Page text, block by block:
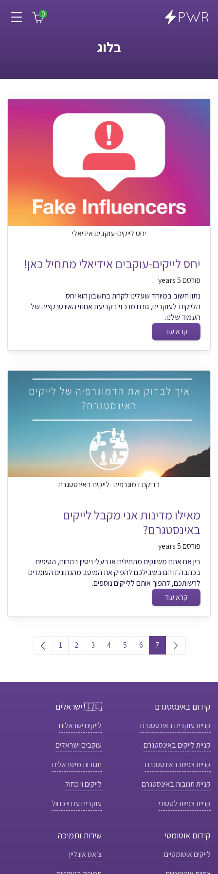
0
בלוג
יחס לייקים-עוקבים אידיאלי מתחיל כאן!
פורסם 5 years
נתון חשוב במיוחד שעלינו לקחת בחשבון הוא יחס
הלייקים-לעוקבים, גורם מרכזי בקביעת אחוזי האינטרקציה של
העמוד שלנו.
קרא עוד
יחס לייקים-עוקבים אידיאלי
מאילו מדינות אני מקבל לייקים
באינסטגרם?
פורסם 5 years
בין אם אתם משווקים מתחילים או בעלי ניסיון בתחום, הטיפים
בכתבה זו הם בשבילכם להפיק את המיטב מהנתונים העומדים
לרשותכם, להפוך אותם ללייקים נוספים.
קרא עוד
בדיקת דמוגרפיה -לייקים באינסטגרם
1 2 3 4 5 6 7
קידום באינסטגרם
קניית עוקבים באינסטגרם
קניית לייקים באינסטגרם
קניית צפיות באינסטגרם
קניית תגובות באינסטגרם
קניית צפיות לסטורי
🇮🇱 ישראלים
לייקים ישראלים
עוקבים ישראלים
תגובות מישראלים
לייקים וי כחול
עוקבים עם וי כחול
קידום אוטומטי
לייקים אוטומטיים
שירות ותמיכה
צ׳אט אונליין